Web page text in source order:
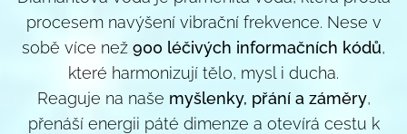
procesem navýšení vibrační frekvence. Nese v
sobě více než 900 léčivých informačních kódů,
které harmonizují tělo, mysl i ducha.
Reaguje na naše myšlenky, přání a záměry,
přenáší energii páté dimenze a otevírá cestu k